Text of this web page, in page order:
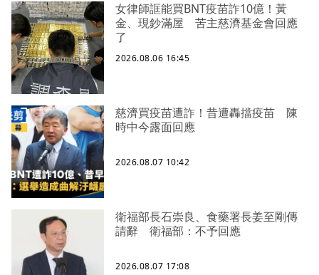
女律師誆能買BNT疫苗詐10億！黃
金、現鈔滿屋 苦主慈濟基金會回應
了
2026.08.06 16:45
慈濟買疫苗遭詐！昔遭轟擋疫苗 陳
時中今露面回應
2026.08.07 10:42
衛福部長石崇良、食藥署長姜至剛傳
請辭 衛福部：不予回應
2026.08.07 17:08